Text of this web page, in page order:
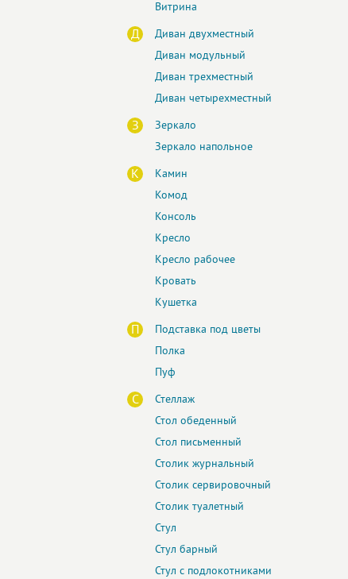
Витрина
Д
Диван двухместный
Диван модульный
Диван трехместный
Диван четырехместный
З
Зеркало
Зеркало напольное
К
Камин
Комод
Консоль
Кресло
Кресло рабочее
Кровать
Кушетка
П
Подставка под цветы
Полка
Пуф
С
Стеллаж
Стол обеденный
Стол письменный
Столик журнальный
Столик сервировочный
Столик туалетный
Стул
Стул барный
Стул с подлокотниками